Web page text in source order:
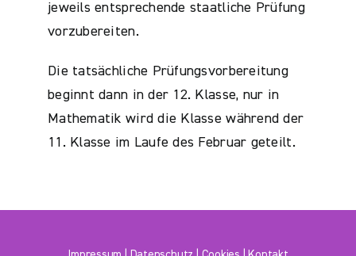
jeweils entsprechende staatliche Prüfung
vorzubereiten.
Die tatsächliche Prüfungsvorbereitung
beginnt dann in der 12. Klasse, nur in
Mathematik wird die Klasse während der
11. Klasse im Laufe des Februar geteilt.